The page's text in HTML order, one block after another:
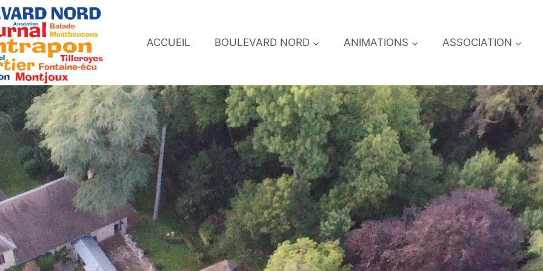
ACCUEIL BOULEVARD NORD ANIMATIONS ASSOCIATION